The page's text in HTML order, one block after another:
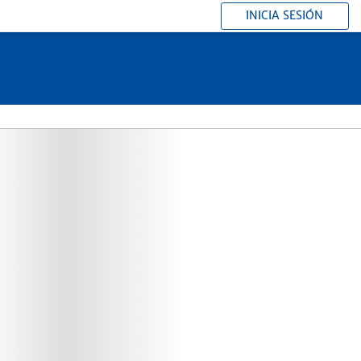
INICIA SESIÓN